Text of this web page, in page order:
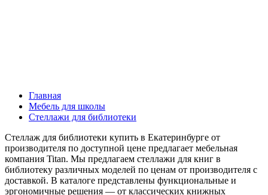
Главная
Мебель для школы
Стеллажи для библиотеки
Стеллаж для библиотеки купить в Екатеринбурге от
производителя по доступной цене предлагает мебельная
компания Titan. Мы предлагаем стеллажи для книг в
библиотеку различных моделей по ценам от производителя с
доставкой. В каталоге представлены функциональные и
эргономичные решения — от классических книжных